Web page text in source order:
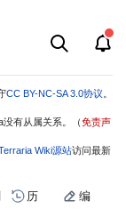
CC BY-NC-SA 3.0协议
有从属关系。（免责声
Wiki源站访问最新
历 编